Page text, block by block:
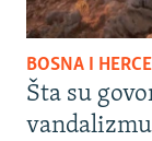
BOSNA I
Šta su